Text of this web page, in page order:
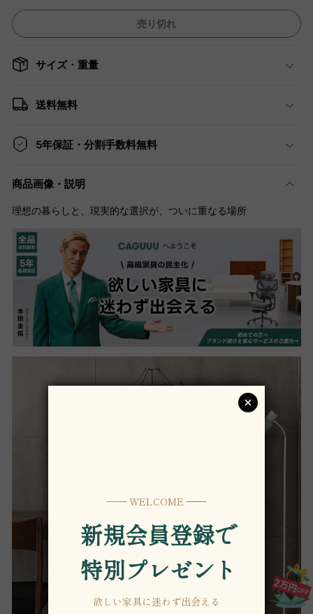
売り切れ
サイズ・重量
送料無料
5年保証・分割手数料無料
商品画像・説明
理想の暮らしと、現実的な選択が、ついに重なる場所